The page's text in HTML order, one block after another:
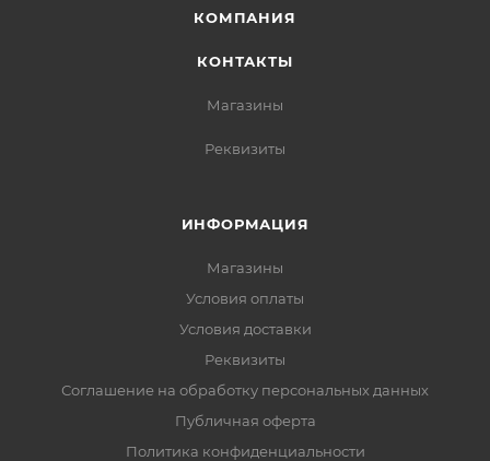
КОМПАНИЯ
КОНТАКТЫ
Магазины
Реквизиты
ИНФОРМАЦИЯ
Магазины
Условия оплаты
Условия доставки
Реквизиты
Соглашение на обработку персональных данных
Публичная оферта
Политика конфиденциальности